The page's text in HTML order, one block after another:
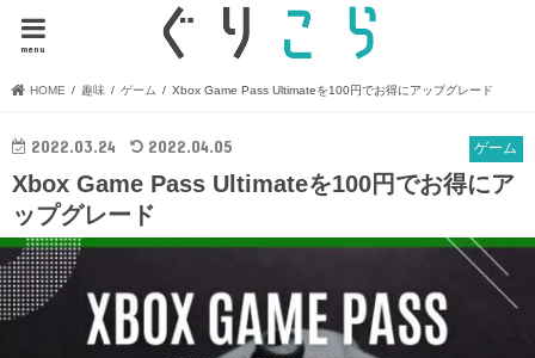
menu
HOME 趣味 ゲーム Xbox Game Pass Ultimateを100円でお得にアップグレード
ゲーム
2022.03.24 2022.04.05
Xbox Game Pass Ultimateを100円でお得にア
ップグレード